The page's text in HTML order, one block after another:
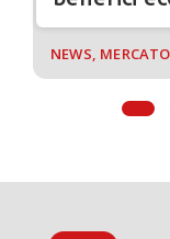
NEWS,